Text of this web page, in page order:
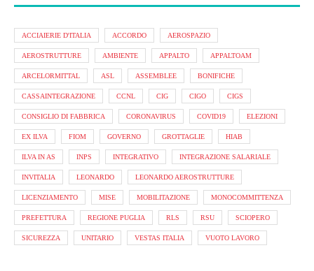
ACCIAIERIE D'ITALIA ACCORDO AEROSPAZIO
AEROSTRUTTURE AMBIENTE APPALTO APPALTOAM
ARCELORMITTAL ASL ASSEMBLEE BONIFICHE
CASSAINTEGRAZIONE CCNL CIG CIGO CIGS
CONSIGLIO DI FABBRICA CORONAVIRUS COVID19 ELEZIONI
EX ILVA FIOM GOVERNO GROTTAGLIE HIAB
ILVA IN AS INPS INTEGRATIVO INTEGRAZIONE SALARIALE
INVITALIA LEONARDO LEONARDO AEROSTRUTTURE
LICENZIAMENTO MISE MOBILITAZIONE MONOCOMMITTENZA
PREFETTURA REGIONE PUGLIA RLS RSU SCIOPERO
SICUREZZA UNITARIO VESTAS ITALIA VUOTO LAVORO